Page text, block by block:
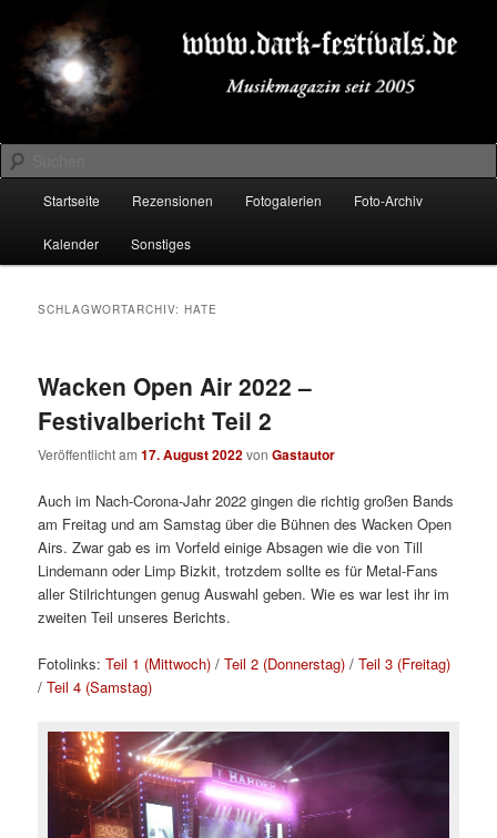
primären
Inhalt
springen
sekundären
Inhalt
springenDARK-FESTIVALS.DE
Suchen
Startseite Rezensionen Fotogalerien Foto-Archiv
Kalender Sonstiges
SCHLAGWORTARCHIV:HATE
Wacken Open Air 2022 –
Festivalbericht Teil 2
Veröffentlicht am17. August 2022vonGastautor
Auch im Nach-Corona-Jahr 2022 gingen die richtig großen Bands
am Freitag und am Samstag über die Bühnen des Wacken Open
Airs. Zwar gab es im Vorfeld einige Absagen wie die von Till
Lindemann oder Limp Bizkit, trotzdem sollte es für Metal-Fans
aller Stilrichtungen genug Auswahl geben. Wie es war lest ihr im
zweiten Teil unseres Berichts.
Fotolinks:Teil 1 (Mittwoch) /Teil 2 (Donnerstag) /Teil 3 (Freitag)
/Teil 4 (Samstag)